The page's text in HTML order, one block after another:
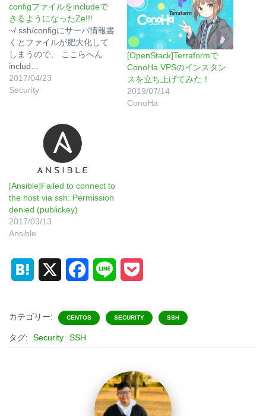
configファイルをincludeで
きるようになったZe!!!
~/.ssh/configにサーバ情報書
くとファイルが肥大化して
しまうので、 ここらへん
includ…
2017/04/23
Security
[OpenStack]Terraformで
ConoHa VPSのインスタン
スを立ち上げてみた！
2019/07/14
ConoHa
[Ansible]Failed to connect to
the host via ssh: Permission
denied (publickey)
2017/03/13
Ansible
t
e
c n c
t
カテゴリー: CENTOS SECURITY SSH
タグ: Security SSH